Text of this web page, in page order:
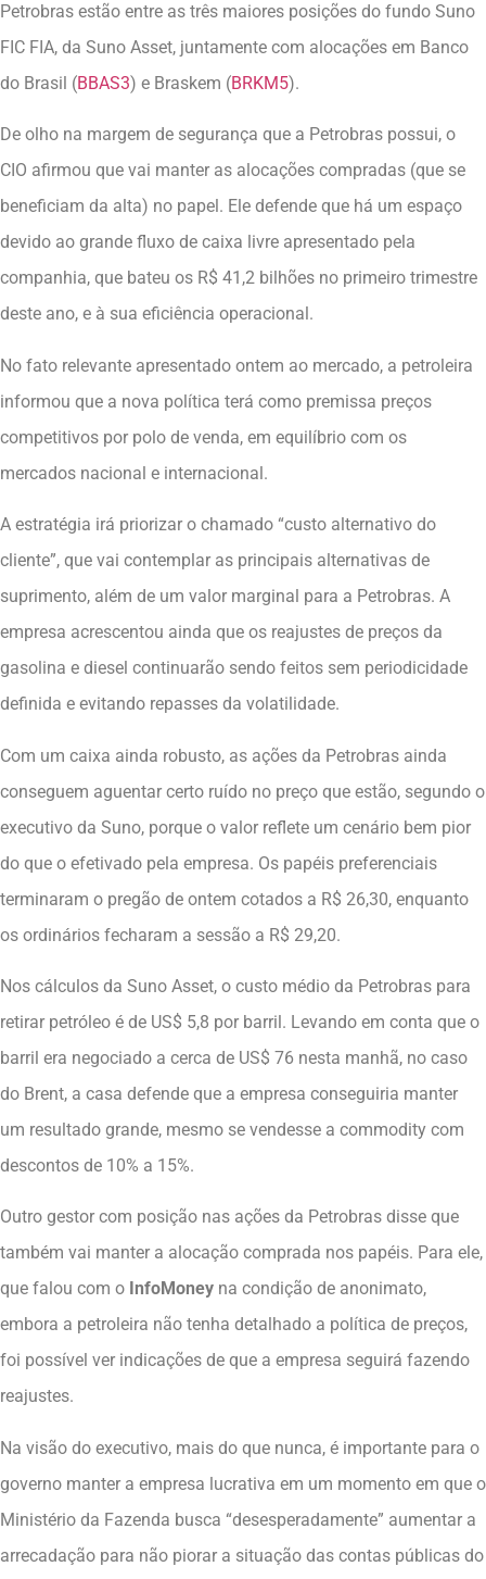
Petrobras estão entre as três maiores posições do fundo Suno
FIC FIA, da Suno Asset, juntamente com alocações em Banco
do Brasil (BBAS3) e Braskem (BRKM5).
De olho na margem de segurança que a Petrobras possui, o
CIO afirmou que vai manter as alocações compradas (que se
beneficiam da alta) no papel. Ele defende que há um espaço
devido ao grande fluxo de caixa livre apresentado pela
companhia, que bateu os R$ 41,2 bilhões no primeiro trimestre
deste ano, e à sua eficiência operacional.
No fato relevante apresentado ontem ao mercado, a petroleira
informou que a nova política terá como premissa preços
competitivos por polo de venda, em equilíbrio com os
mercados nacional e internacional.
A estratégia irá priorizar o chamado “custo alternativo do
cliente”, que vai contemplar as principais alternativas de
suprimento, além de um valor marginal para a Petrobras. A
empresa acrescentou ainda que os reajustes de preços da
gasolina e diesel continuarão sendo feitos sem periodicidade
definida e evitando repasses da volatilidade.
Com um caixa ainda robusto, as ações da Petrobras ainda
conseguem aguentar certo ruído no preço que estão, segundo o
executivo da Suno, porque o valor reflete um cenário bem pior
do que o efetivado pela empresa. Os papéis preferenciais
terminaram o pregão de ontem cotados a R$ 26,30, enquanto
os ordinários fecharam a sessão a R$ 29,20.
Nos cálculos da Suno Asset, o custo médio da Petrobras para
retirar petróleo é de US$ 5,8 por barril. Levando em conta que o
barril era negociado a cerca de US$ 76 nesta manhã, no caso
do Brent, a casa defende que a empresa conseguiria manter
um resultado grande, mesmo se vendesse a commodity com
descontos de 10% a 15%.
Outro gestor com posição nas ações da Petrobras disse que
também vai manter a alocação comprada nos papéis. Para ele,
que falou com o InfoMoney na condição de anonimato,
embora a petroleira não tenha detalhado a política de preços,
foi possível ver indicações de que a empresa seguirá fazendo
reajustes.
Na visão do executivo, mais do que nunca, é importante para o
governo manter a empresa lucrativa em um momento em que o
Ministério da Fazenda busca “desesperadamente” aumentar a
arrecadação para não piorar a situação das contas públicas do